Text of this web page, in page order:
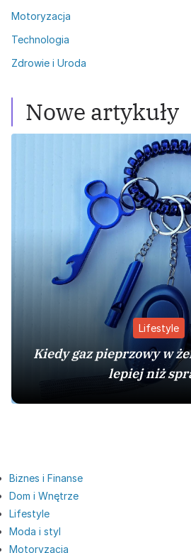
Motoryzacja
Technologia
Zdrowie i Uroda
Nowe artykuły
Lifestyle
Kiedy gaz pieprzowy w
lepiej niż
Biznes i Finanse
Dom i Wnętrze
Lifestyle
Moda i styl
Motoryzacja